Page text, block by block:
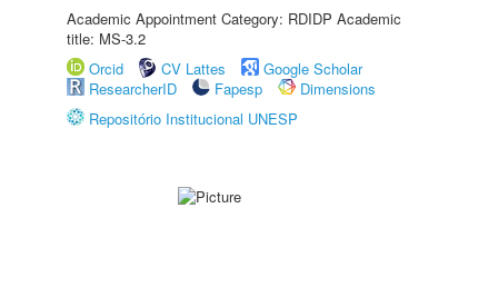
Academic Appointment Category: RDIDP Academic
title: MS-3.2
Orcid
CV Lattes
Google Scholar
ResearcherID
Fapesp
Dimensions
Repositório Institucional UNESP